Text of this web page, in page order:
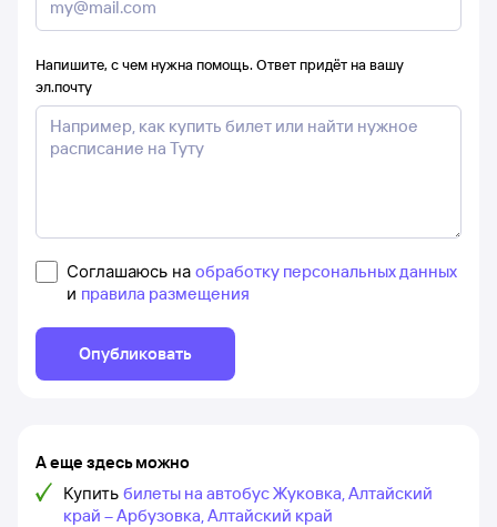
Напишите, с чем нужна помощь. Ответ придёт на вашу
эл.почту
Соглашаюсь на обработку персональных данных
и правила размещения
Опубликовать
А еще здесь можно
Купить билеты на автобус Жуковка, Алтайский
край – Арбузовка, Алтайский край